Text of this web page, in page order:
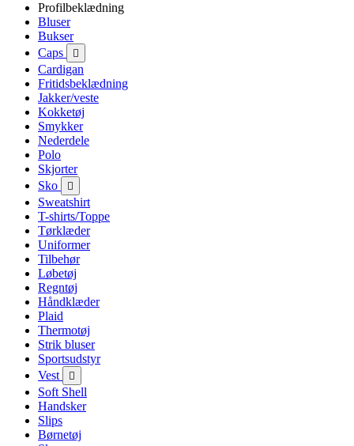
Profilbeklædning
Bluser
Bukser
Caps

Cardigan
Fritidsbeklædning
Jakker/veste
Kokketøj
Smykker
Nederdele
Polo
Skjorter
Sko

Sweatshirt
T-shirts/Toppe
Tørklæder
Uniformer
Tilbehør
Løbetøj
Regntøj
Håndklæder
Plaid
Thermotøj
Strik bluser
Sportsudstyr
Vest

Soft Shell
Handsker
Slips
Børnetøj